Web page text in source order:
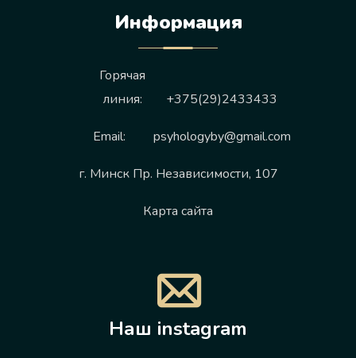
Информация
Горячая
линия:
+375(29)2433433
Email: psyhologyby@gmail.com
г. Минск Пр. Независимости, 107
Карта сайта
Наш instagram